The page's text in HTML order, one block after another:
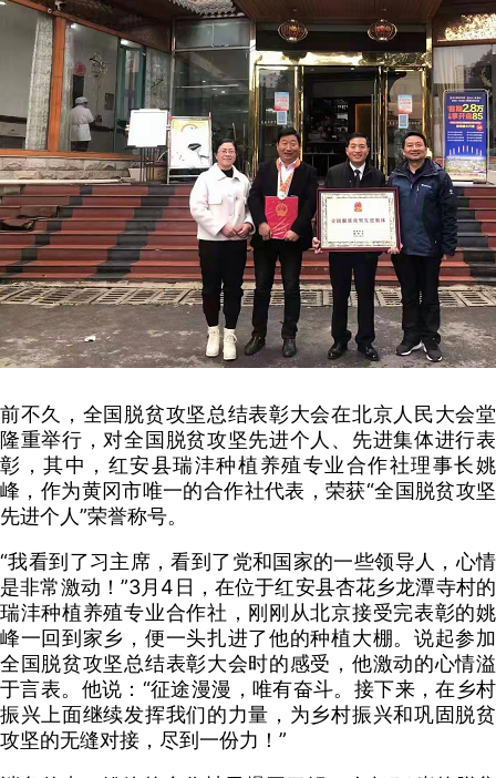
前不久，全国脱贫攻坚总结表彰大会在北京人民大会堂
隆重举行，对全国脱贫攻坚先进个人、先进集体进行表
彰，其中，红安县瑞沣种植养殖专业合作社理事长姚
峰，作为黄冈市唯一的合作社代表，荣获“全国脱贫攻坚
先进个人”荣誉称号。
“我看到了习主席，看到了党和国家的一些领导人，心情
是非常激动！”3月4日，在位于红安县杏花乡龙潭寺村的
瑞沣种植养殖专业合作社，刚刚从北京接受完表彰的姚
峰一回到家乡，便一头扎进了他的种植大棚。说起参加
全国脱贫攻坚总结表彰大会时的感受，他激动的心情溢
于言表。他说：“征途漫漫，唯有奋斗。接下来，在乡村
振兴上面继续发挥我们的力量，为乡村振兴和巩固脱贫
攻坚的无缝对接，尽到一份力！”